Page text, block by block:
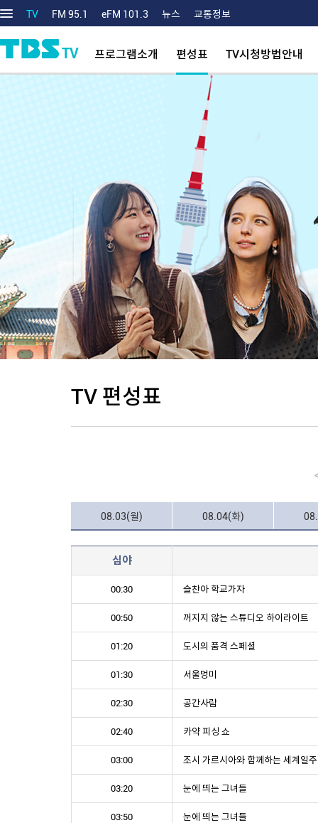
TV FM 95.1 eFM 101.3 뉴스 교통정보
TV 프로그램소개 편성표 TV시청방법안내
TV 편성표
08.03(월) 08.04(화)
심야
00:30 슬찬아 학교가자
00:50 꺼지지 않는 스튜디오 하이라이트
01:20 도시의 품격 스페셜
01:30 서울멍미
02:30 공간사람
02:40 카약 피싱 쇼
03:00 조시 가르시아와 함께하는 세계일
03:20 눈에 띄는 그녀들
03:50 눈에 띄는 그녀들